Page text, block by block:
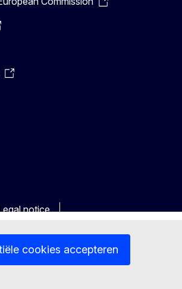
cookies accepteren
notice